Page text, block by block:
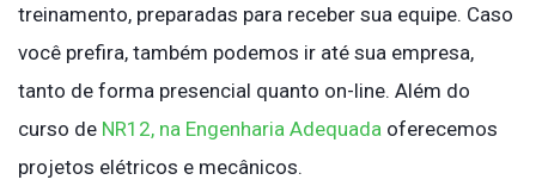
treinamento, preparadas para receber sua equipe. Caso
você prefira, também podemos ir até sua empresa,
tanto de forma presencial quanto on-line. Além do
curso de NR12, na Engenharia Adequada oferecemos
projetos elétricos e mecânicos.